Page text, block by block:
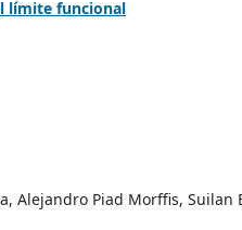
límite funcional
Alejandro Piad Morffis, Suilan